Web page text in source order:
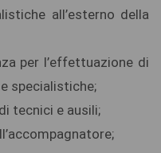
all’esterno della
per l’effettuazione di
specialistiche;
tecnici e ausili;